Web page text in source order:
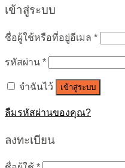
เข้าสู่ระบบ
ชื่อผู้ใช้หรือที่อยู่อีเมล *
รหัสผ่าน *
จำฉันไว้ เข้าสู่ระบบ
ลืมรหัสผ่านของคุณ?
ลงทะเบียน